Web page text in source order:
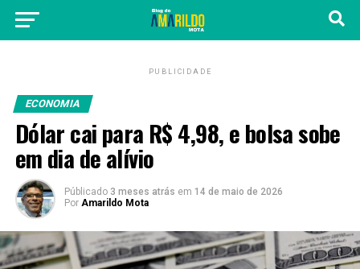
PUBLICIDADE
ECONOMIA
Dólar cai para R$ 4,98, e bolsa sobe
em dia de alívio
Públicado 3 meses atrás em 14 de maio de 2026
Por Amarildo Mota